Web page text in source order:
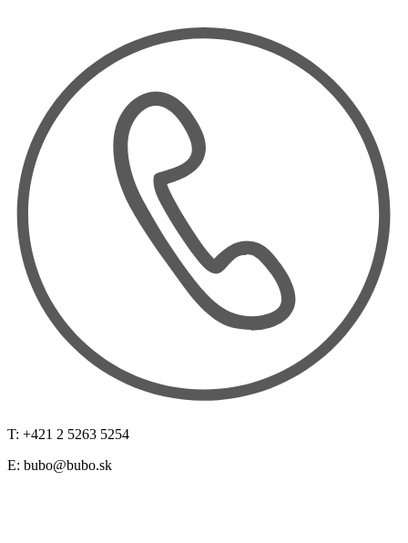
T: +421 2 5263 5254
E: bubo@bubo.sk